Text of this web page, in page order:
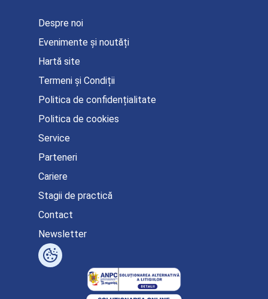
Despre noi
Evenimente și noutăți
Hartă site
Termeni și Condiții
Politica de confidențialitate
Politica de cookies
Service
Parteneri
Cariere
Stagii de practică
Contact
Newsletter